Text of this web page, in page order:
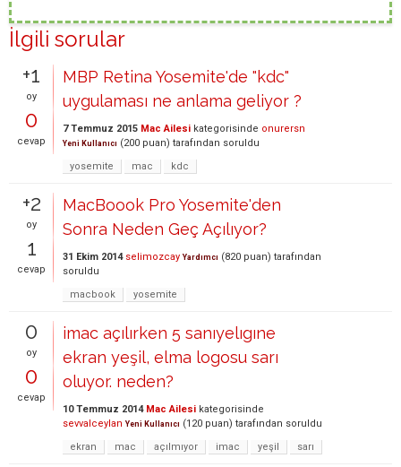
İlgili sorular
+1
oy
0
cevap
MBP Retina Yosemite'de "kdc"
uygulaması ne anlama geliyor ?
7 Temmuz 2015 Mac Ailesi kategorisinde onurersn
Yeni Kullanıcı (200 puan) tarafından soruldu
yosemite
mac kdc
+2
oy
1
cevap
MacBoook Pro Yosemite'den
Sonra Neden Geç Açılıyor?
31 Ekim 2014 selimozcay Yardımcı (820 puan) tarafından
soruldu
macbook
yosemite
0
oy
0
cevap
imac açılırken 5 sanıyelıgıne
ekran yeşil, elma logosu sarı
oluyor. neden?
10 Temmuz 2014 Mac Ailesi kategorisinde
sevvalceylan Yeni Kullanıcı (120 puan) tarafından soruldu
ekran
mac açılmıyor imac yeşil sarı